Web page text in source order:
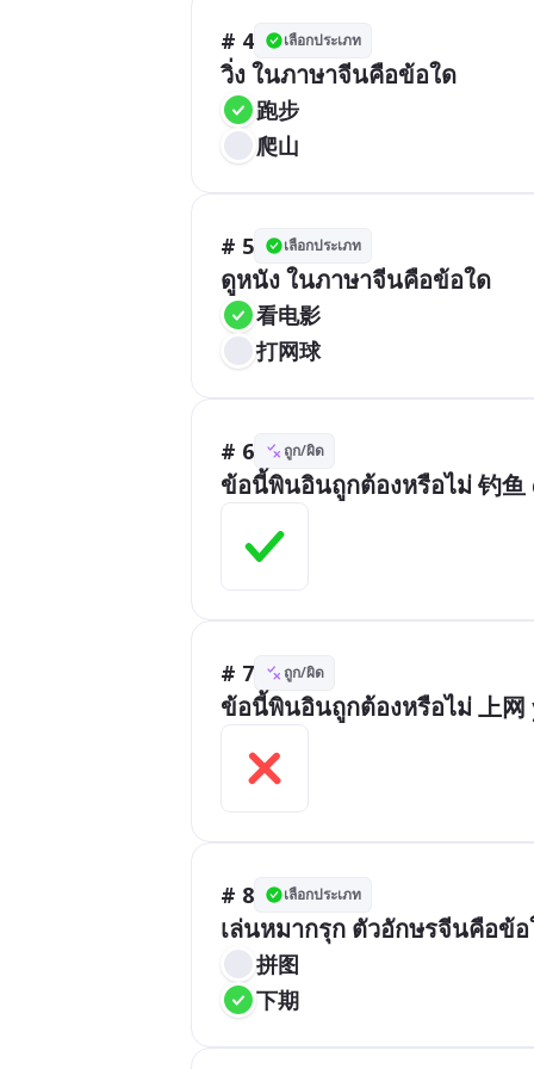
# 4 เลือกประเภท
วิ่ง ในภาษาจีนคือข้อใด
跑步
爬山
# 5 เลือกประเภท
ดูหนัง ในภาษาจีนคือข้อใด
看电影
打网球
# 6 ถูก/ผิด
ข้อนี้พินอินถูกต้องหรือไม่ 钓鱼
# 7 ถูก/ผิด
ข้อนี้พินอินถูกต้องหรือไม่ 上
# 8 เลือกประเภท
เล่นหมากรุก ตัวอักษรจีนคือข้
拼图
下期